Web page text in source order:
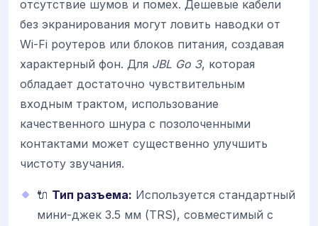
отсутствие шумов и помех. Дешевые кабели
без экранирования могут ловить наводки от
Wi-Fi роутеров или блоков питания, создавая
характерный фон. Для JBL Go 3, которая
обладает достаточно чувствительным
входным трактом, использование
качественного шнура с позолоченными
контактами может существенно улучшить
чистоту звучания.
🔌 Тип разъема: Используется стандартный
мини-джек 3.5 мм (TRS), совместимый с